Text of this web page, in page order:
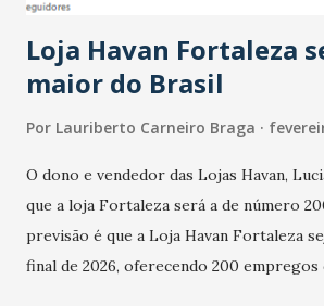
cresceu. De acordo com a pesquisa, 44%
Loja Havan Fortaleza
maior do Brasil
Por Lauriberto Carneiro Braga
O dono e vendedor das Lojas Havan,
que a loja Fortaleza será a de número
previsão é que a Loja Havan Fortaleza
final de 2026, oferecendo 200